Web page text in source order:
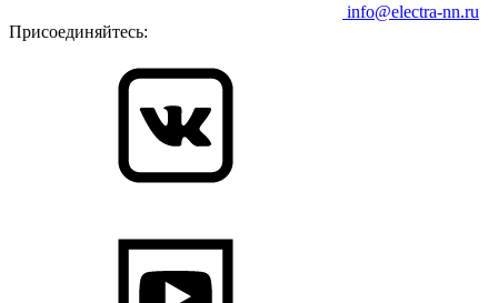
info@electra-nn.ru
Присоединяйтесь: